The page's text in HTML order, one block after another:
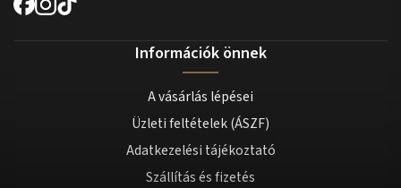
Információk önnek
A vásárlás lépései
Üzleti feltételek (ÁSZF)
Adatkezelési tájékoztató
Szállítás és fizetés